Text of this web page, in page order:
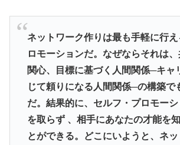
ネットワーク作りは最も手軽に行
ロモーションだ。なぜならそれは、
関心、目標に基づく人間関係─キャ
じて頼りになる人間関係─の構築で
だ。結果的に、セルフ・プロモー
を取らず 、相手にあなたの才能を
とができる。どこにいようと、ネ